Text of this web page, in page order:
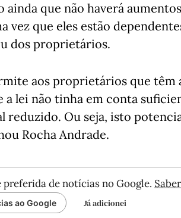
que não haverá
vez que eles estão
dos proprietários.
aos proprietários que têm
lei não tinha em conta
reduzido. Ou seja, isto
Rocha Andrade.
de notícias no Google.
ao Google Já adicionei